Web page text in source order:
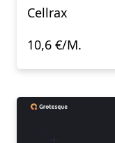
Cellrax
10,6 €/M.